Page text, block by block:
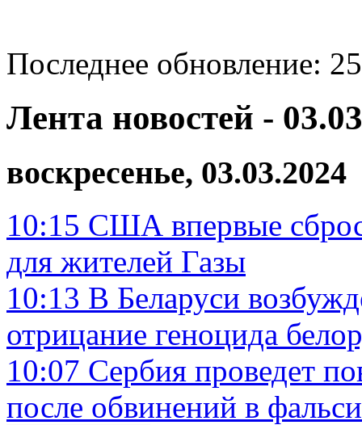
Последнее обновление:
Лента новостей -
воскресенье, 03.03.2024
10:15 США впервые
для жителей Газы
10:13 В Беларуси
отрицание геноцида
10:07 Сербия проведет
после обвинений в